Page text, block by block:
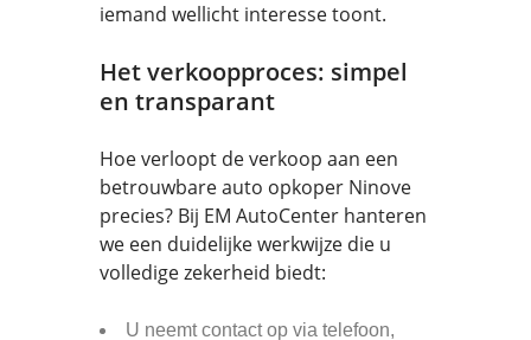
iemand wellicht interesse toont.
Het verkoopproces: simpel
en transparant
Hoe verloopt de verkoop aan een
betrouwbare auto opkoper Ninove
precies? Bij EM AutoCenter hanteren
we een duidelijke werkwijze die u
volledige zekerheid biedt:
U neemt contact op via telefoon,